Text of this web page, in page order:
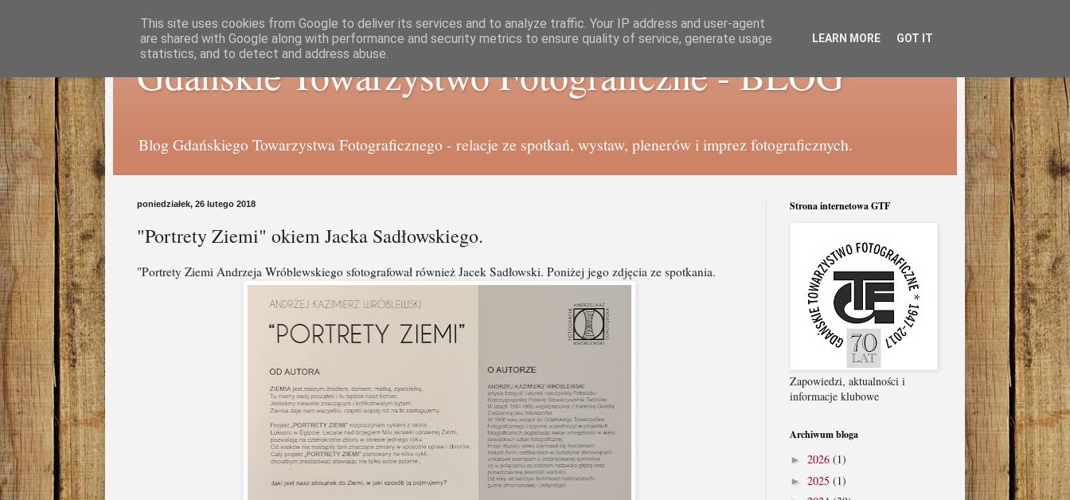
Gdańskie Towarzystwo Fotograficzne - BLOG
Blog Gdańskiego Towarzystwa Fotograficznego - relacje ze spotkań, wystaw, plenerów i imprez fotograficznych.
poniedziałek, 26 lutego 2018
"Portrety Ziemi" okiem Jacka Sadłowskiego.
"Portrety Ziemi Andrzeja Wróblewskiego sfotografował również Jacek Sadłowski. Poniżej jego zdjęcia ze spotkania.
Strona internetowa GTF
Zapowiedzi, aktualności i
informacje klubowe
Archiwum bloga
► 2026 (1)
► 2025 (1)
This site uses cookies from Google to deliver its services and to analyze traffic. Your IP address and user-agent
are shared with Google along with performance and security metrics to ensure quality of service, generate usage
statistics, and to detect and address abuse.
LEARN MORE GOT IT